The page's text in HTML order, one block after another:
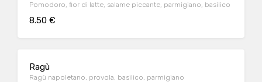
Pomodoro, fior di latte, salame piccante, parmigiano, basilico
8.50 €
Ragù
Ragù napoletano, provola, basilico, parmigiano